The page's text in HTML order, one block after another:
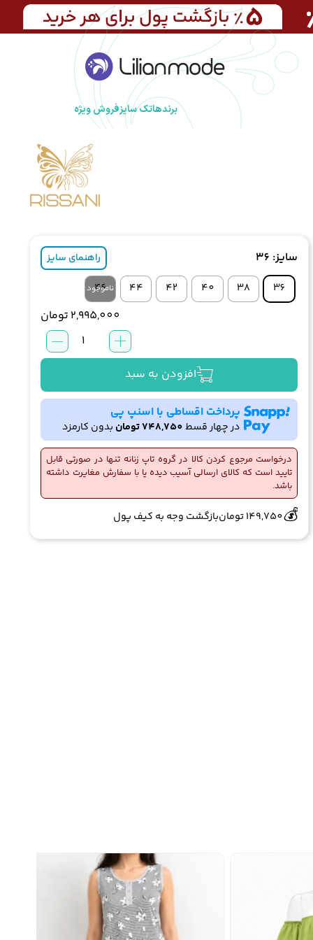
برندهاتک سایزفروش ویژه
راهنمای سایز سایز: 36
36
38
40
42
44
46
2,995,000 تومان
تاپ
زنانه
Rissani
کد
99434
عدد
افزودن به سبد
پرداخت اقساطی با اسنپ پی
در چهار قسط748,750تومان بدون کارمزد
درخواست مرجوع کردن کالا در گروه تاپ زنانه تنها در صورتی قابل
تایید است که کالای ارسالی آسیب دیده یا با سفارش مغایرت داشته
باشد.
🔥3 فروش در هفته گذشته👀319 بازدید در ۲۴ ساعت گذشته
💰
149,750تومانبازگشت وجه به کیف پول